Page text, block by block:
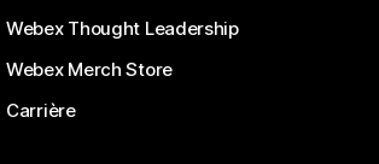
Webex Thought Leadership
Webex Merch Store
Carrière